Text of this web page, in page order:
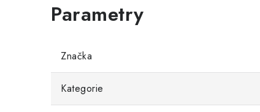
Značka
Kategorie